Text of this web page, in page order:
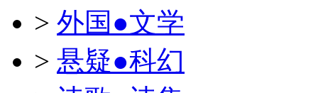
> 外国●文学
> 悬疑●科幻